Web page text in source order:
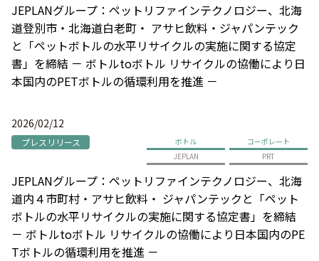
JEPLANグループ：ペットリファインテクノロジー、北海
道登別市・北海道白老町・ アサヒ飲料・ジャパンテック
と「ペットボトルの水平リサイクルの実施に関する協定
書」を締結 － ボトルtoボトル リサイクルの協働により日
本国内のPETボトルの循環利用を推進 －
2026/02/12
プレスリリース ボトル
コーポレート
JEPLAN
PRT
JEPLANグループ：ペットリファインテクノロジー、北海
道内４市町村・アサヒ飲料・ ジャパンテックと「ペット
ボトルの水平リサイクルの実施に関する協定書」を締結
－ ボトルtoボトル リサイクルの協働により日本国内のPE
Tボトルの循環利用を推進 －